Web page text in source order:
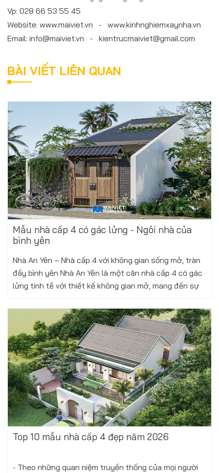
Vp: 028 66 53 55 45
Website: www.maiviet.vn - www.kinhnghiemxaynha.vn
Email: info@maiviet.vn - kientrucmaiviet@gmail.com
BÀI VIẾT LIÊN QUAN
Mẫu nhà cấp 4 có gác lửng - Ngôi nhà của
bình yên
Nhà An Yên – Nhà cấp 4 với không gian sống mở, tràn
đầy bình yên Nhà An Yên là một căn nhà cấp 4 có gác
lửng tinh tế với thiết kế không gian mở, mang đến sự
Thứ ba, 12/08/2025 Xem thêm
Top 10 mẫu nhà cấp 4 đẹp năm 2026
- Theo những quan niệm truyền thống của mọi người